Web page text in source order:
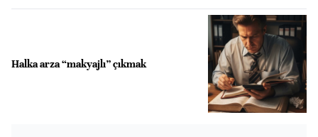
Halka arza “makyajlı” çıkmak